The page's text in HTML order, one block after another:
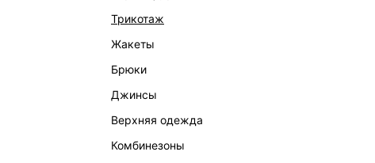
трикотаж
жакеты
брюки
джинсы
верхняя одежда
комбинезоны